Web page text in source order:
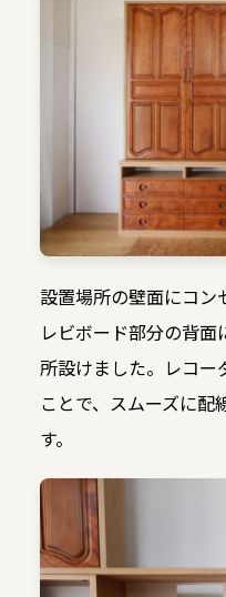
設置場所の壁面にコン
レビボード部分の背
所設けました。レコー
ことで、スムーズに配
す。